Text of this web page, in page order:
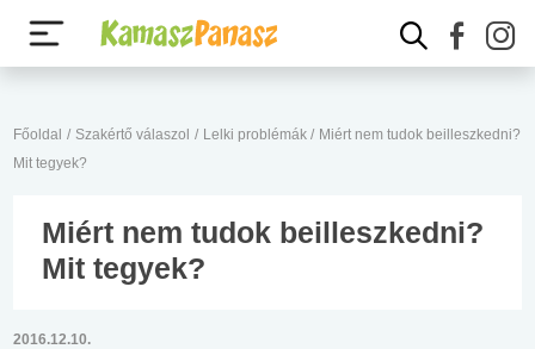
Főoldal / Szakértő válaszol / Lelki problémák / Miért nem tudok beilleszkedni?
Mit tegyek?
Miért nem tudok beilleszkedni?
Mit tegyek?
2016.12.10.